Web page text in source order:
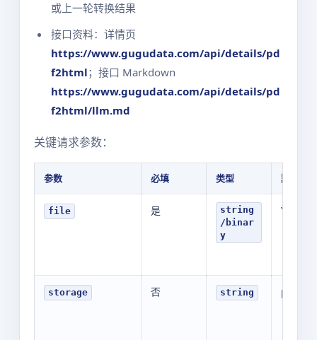
或上一轮转换结果
接口资料：详情页
https://www.gugudata.com/api/details/pd
f2html；接口 Markdown
https://www.gugudata.com/api/details/pd
f2html/llm.md
关键请求参数：
参数 必填 类型 默认值
file 是
string
/binar
y
storage 否 string public